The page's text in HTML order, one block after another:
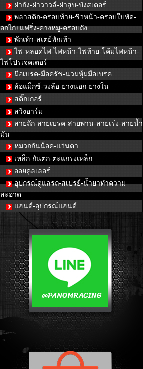
ฝาถัง-ฝาวาวล์-ฝาสูบ-บังสเตอร์
พลาสติก-ครอบท้าย-ชิวหน้า-ครอบใบพัด-
อกไก่+แฟริ่ง-คางหมู-ครอบถัง
พักเท้า-สเตย์พักเท้า
ไฟ-หลอดไฟ-ไฟหน้า-ไฟท้าย-โค้มไฟหน้า-
ไฟโปรเจคเตอร์
มือเบรค-มือครัช-นวมหุ้มมือเบรค
ล้อแม็กซ์-วงล้อ-ยางนอก-ยางใน
สติ๊กเกอร์
สวิงอาร์ม
สายถัก-สายเบรค-สายพาน-สายเร่ง-สายน้ำ
มัน
หมวกกันน็อค-แว่นตา
เหล็ก-กันตก-ตะแกรงเหล็ก
ออยคูลเลอร์
อุปกรณ์ดูแลรถ-สเปรย์-น้ำยาทำความ
สะอาด
แฮนด์-อุปกรณ์แฮนด์